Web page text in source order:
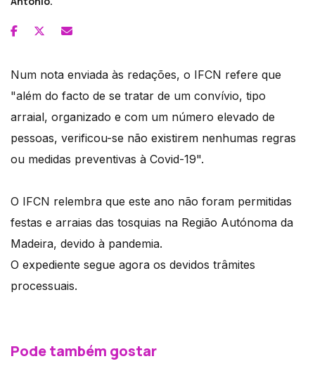
Num nota enviada às redações, o IFCN refere que
"além do facto de se tratar de um convívio, tipo
arraial, organizado e com um número elevado de
pessoas, verificou-se não existirem nenhumas regras
ou medidas preventivas à Covid-19".
O IFCN relembra que este ano não foram permitidas
festas e arraias das tosquias na Região Autónoma da
Madeira, devido à pandemia.
O expediente segue agora os devidos trâmites
processuais.
Pode também gostar